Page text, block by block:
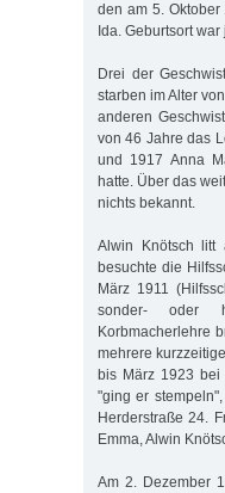
den am 5.
Ida. Geburtsort
Drei der
starben im Alter
anderen
von 46 Jahre das
und 1917 Anna
hatte. Über das
nichts bekannt.
Alwin Knötsch litt
besuchte die
März 1911
sonder- oder
Korbmacherlehre
mehrere
bis März 1923 bei
"ging er
Herderstraße 24.
Emma, Alwin
Am 2. Dezember